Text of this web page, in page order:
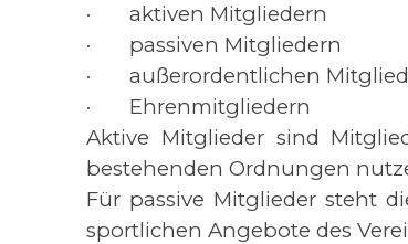
· aktiven Mitgliedern
· passiven Mitgliedern
· außerordentlichen
· Ehrenmitgliedern
Aktive Mitglieder sind
bestehenden Ordnungen
Für passive Mitglieder steht
sportlichen Angebote des